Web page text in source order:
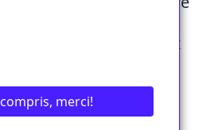
mais elle étend ses
du Canada et aux
compris, merci!